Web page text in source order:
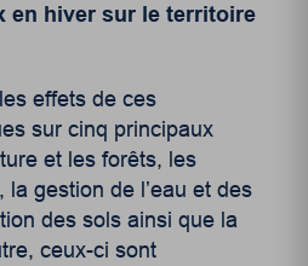
en hiver sur le territoire
effets de ces
sur cinq principaux
et les forêts, les
gestion de l’eau et des
des sols ainsi que la
ceux-ci sont